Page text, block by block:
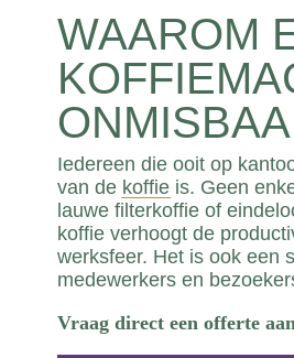
WAAROM
Iedereen die ooit op
van de koffie is. Geen
lauwe filterkoffie of
koffie verhoogt de
werksfeer. Het is ook een
medewerkers en
Vraag direct een offerte